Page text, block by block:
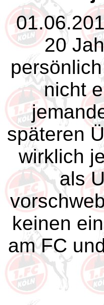
20
nicht
späteren
wirklich
als
keinen
am FC